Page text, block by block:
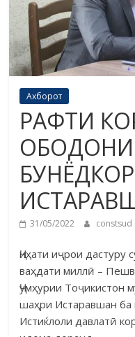
Ахборот
РАФТИ
31/05/2022 constsud
Ҷиҳати иҷрои дастуру
ваҳдати миллӣ –
Ҷумҳурии Тоҷикистон
шаҳри Истаравшан ба
Истиќлоли давлатӣ